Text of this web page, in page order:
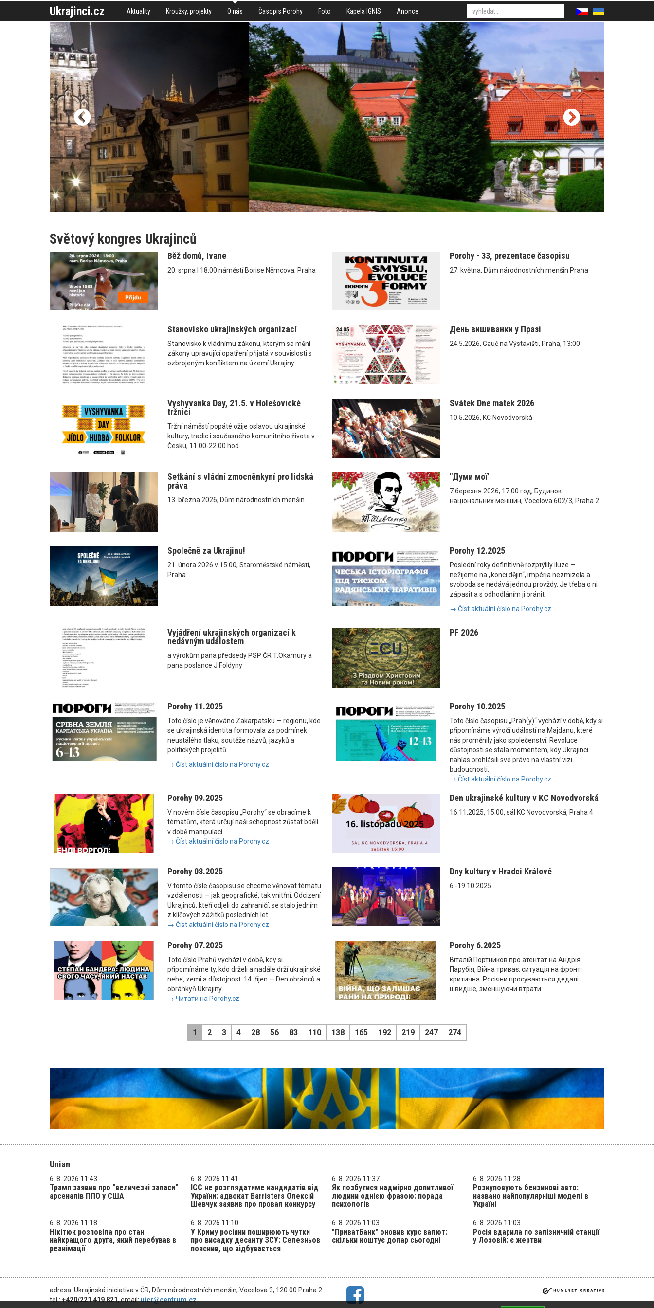
Ukrajinci.cz Aktuality Kroužky, projekty O nás Časopis Porohy Foto Kapela IGNIS Anonce
Světový kongres Ukrajinců
Běž domů, Ivane
20. srpna | 18:00 náměstí Borise Němcova, Praha
Porohy - 33, prezentace časopisu
27. května, Dům národnostních menšin Praha
Stanovisko ukrajinských organizací
Stanovisko k vládnímu zákonu, kterým se mění
zákony upravující opatření přijatá v souvislosti s
ozbrojeným konfliktem na území Ukrajiny
День вишиванки у Празі
24.5.2026, Gauč na Výstavišti, Praha, 13:00
Vyshyvanka Day, 21.5. v Holešovické
tržnici
Tržní náměstí popáté ožije oslavou ukrajinské
kultury, tradic i současného komunitního života v
Česku, 11.00-22.00 hod.
Svátek Dne matek 2026
10.5.2026, KC Novodvorská
Setkání s vládní zmocněnkyní pro lidská
práva
13. března 2026, Dům národnostních menšin
"Думи мої"
7 березня 2026, 17:00 год, Будинок
національних меншин, Vocelova 602/3, Praha 2
Společně za Ukrajinu!
21. února 2026 v 15:00, Staroměstské náměstí,
Praha
Porohy 12.2025
Poslední roky definitivně rozptýlily iluze —
nežijeme na „konci dějin“, impéria nezmizela a
svoboda se nedává jednou provždy. Je třeba o ni
zápasit a s odhodláním ji bránit.
→ Číst aktuální číslo na Porohy.cz
Vyjádření ukrajinských organizací k
nedávným událostem
a výrokům pana předsedy PSP ČR T.Okamury a
pana poslance J.Foldyny
PF 2026
Porohy 11.2025
Toto číslo je věnováno Zakarpatsku — regionu, kde
se ukrajinská identita formovala za podmínek
neustálého tlaku, soutěže názvů, jazyků a
politických projektů.
→ Číst aktuální číslo na Porohy.cz
Porohy 10.2025
Toto číslo časopisu „Prah(y)“ vychází v době, kdy si
připomínáme výročí událostí na Majdanu, které
nás proměnily jako společenství. Revoluce
důstojnosti se stala momentem, kdy Ukrajinci
nahlas prohlásili své právo na vlastní vizi
budoucnosti.
→ Číst aktuální číslo na Porohy.cz
Porohy 09.2025
V novém čísle časopisu „Porohy“ se obracíme k
tématům, která určují naši schopnost zůstat bdělí
v době manipulací.
→ Číst aktuální číslo na Porohy.cz
Den ukrajinské kultury v KC Novodvorská
16.11.2025, 15:00, sál KC Novodvorská, Praha 4
Porohy 08.2025
V tomto čísle časopisu se chceme věnovat tématu
vzdálenosti — jak geografické, tak vnitřní. Odcizení
Ukrajinců, kteří odjeli do zahraničí, se stalo jedním
z klíčových zážitků posledních let.
→ Číst aktuální číslo na Porohy.cz
Dny kultury v Hradci Králové
6.-19.10.2025
Porohy 07.2025
Toto číslo Prahů vychází v době, kdy si
připomínáme ty, kdo drželi a nadále drží ukrajinské
nebe, zemi a důstojnost. 14. říjen — Den obránců a
obránkyň Ukrajiny...
→ Читати на Porohy.cz
Porohy 6.2025
Віталій Портников про атентат на Андрія
Парубія, Війна триває: ситуація на фронті
критична. Росіяни просуваються дедалі
швидше, зменшуючи втрати.
1 2 3 4 28 56 83 110 138 165 192 219 247 274
Unian
6. 8. 2026 11:43
Трамп заявив про "величезні запаси"
арсеналів ППО у США
6. 8. 2026 11:41
ICC не розглядатиме кандидатів від
України: адвокат Barristers Олексій
Шевчук заявив про провал конкурсу
6. 8. 2026 11:37
Як позбутися надмірно допитливої
людини однією фразою: порада
психологів
6. 8. 2026 11:28
Розкуповують бензинові авто:
названо найпопулярніші моделі в
Україні
6. 8. 2026 11:18
Нікітюк розповіла про стан
найкращого друга, який перебував в
реанімації
6. 8. 2026 11:10
У Криму росіяни поширюють чутки
про висадку десанту ЗСУ: Селезньов
пояснив, що відбувається
6. 8. 2026 11:03
"ПриватБанк" оновив курс валют:
скільки коштує долар сьогодні
6. 8. 2026 11:03
Росія вдарила по залізничній станції
у Лозовій: є жертви
adresa: Ukrajinská iniciativa v ČR, Dům národnostních menšin, Vocelova 3, 120 00 Praha 2
tel.:+420/221 419 821, email:uicr@centrum.cz